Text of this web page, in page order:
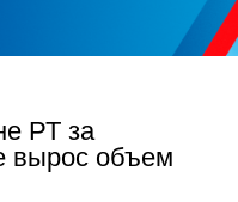
РТ за
вырос объем